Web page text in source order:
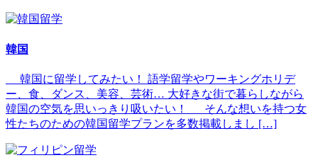
韓国
韓国に留学してみたい！ 語学留学やワーキングホリデ
ー、食、ダンス、美容、芸術… 大好きな街で暮らしながら
韓国の空気を思いっきり吸いたい！ そんな想いを持つ女
性たちのための韓国留学プランを多数掲載しまし […]